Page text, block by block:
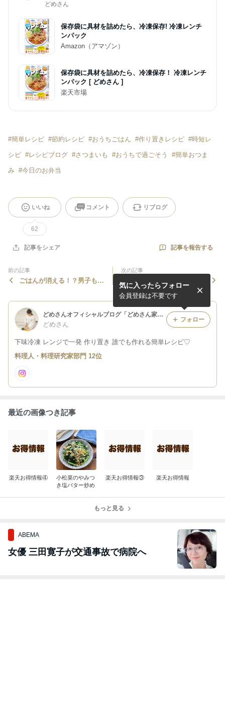
どめさん
保存袋に具材を詰めたら、冷凍保存! 冷凍レンチ
ンパック
Amazon（アマゾン）
保存袋に具材を詰めたら、冷凍保存！ 冷凍レンチ
ンパック [ どめさん ]
楽天市場
#簡単レシピ #節約レシピ #おうちごはん #作り置きレシピ #時短レ
シピ #レシピブログ #さつまいも #おうちで過ごそう #簡単おつま
み #今日のお弁当
いいね
62
コメント リブログ
記事をシェア 記事を報告する
前の記事
ごはんが消える！？男子も喜
次の記事
今週もお疲れさまでした【お
弁当5日分】一挙公開！
どめさんオフィシャルブログ「どめさん家の簡単・毎日ごはん」Powered by Ameba
どめさん
下味冷凍 レンジで一発 作り置き 誰でも作れる簡単レシピ♡
気に入ったらフォロー
会員登録は不要です
フォロー
料理人・料理研究家部門 12位
最近の画像つき記事
楽天お得情報④
小松菜のやみつ
き塩バター炒め
楽天お得情報③ 楽天お得情報
もっと見る
ABEMA
女優 三田寛子が交通事故で病院へ